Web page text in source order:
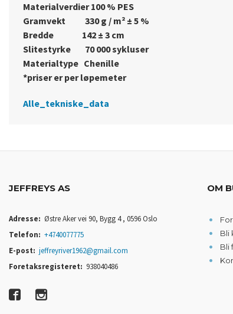
Materialverdier 100 % PES
Gramvekt 330 g / m² ± 5 %
Bredde 142 ± 3 cm
Slitestyrke 70 000 sykluser
Materialtype Chenille
*priser er per løpemeter
Alle_tekniske_data
JEFFREYS AS
Adresse: Østre Aker vei 90, Bygg 4 , 0596 Oslo
Telefon: +4740077775
E-post: jeffreyriver1962@gmail.com
Foretaksregisteret: 938040486
OM
Bli
Bli